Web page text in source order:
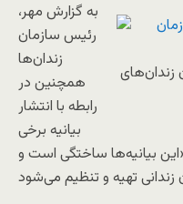
زندان‌های
به گزارش مهر،
رئیس سازمان
زندان‌ها
همچنین در
رابطه با انتشار
بیانیه برخی
بیانیه‌ها ساختگی است و